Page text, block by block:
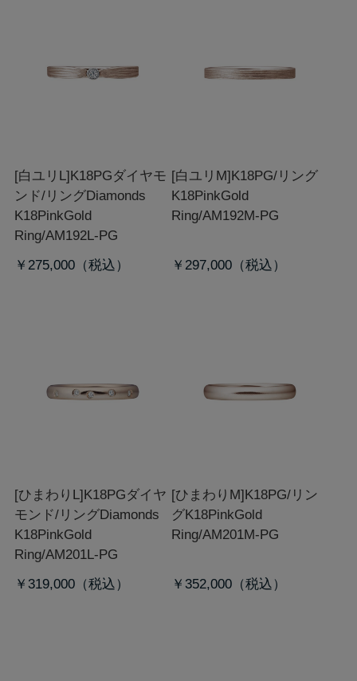
[白ユリL]K18PGダイヤモ
ンド/リングDiamonds
K18PinkGold
Ring/AM192L-PG
￥275,000
[白ユリM]K18PG/リング
K18PinkGold
Ring/AM192M-PG
￥297,000
[ひまわりL]K18PGダイヤ
モンド/リングDiamonds
K18PinkGold
Ring/AM201L-PG
￥319,000
[ひまわりM]K18PG/リン
グK18PinkGold
Ring/AM201M-PG
￥352,000